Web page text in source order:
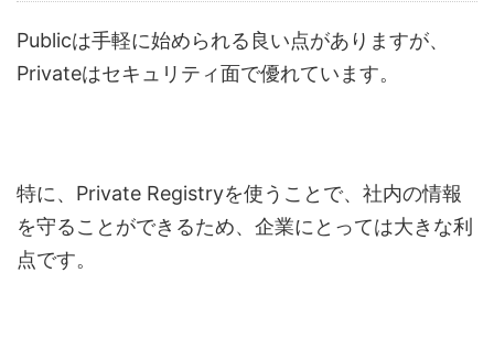
Publicは手軽に始められる良い点がありますが、
Privateはセキュリティ面で優れています。
特に、Private Registryを使うことで、社内の情報
を守ることができるため、企業にとっては大きな利
点です。